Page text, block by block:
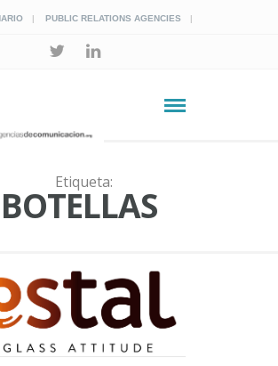
PUBLIC RELATIONS AGENCIES
Etiqueta:
BOTELLAS